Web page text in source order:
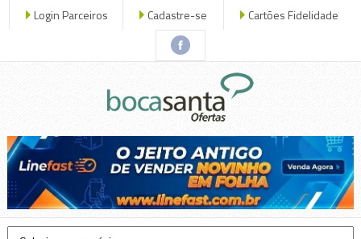
Login Parceiros Cadastre-se Cartões Fidelidade